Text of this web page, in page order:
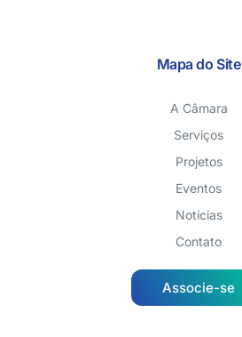
Mapa do Site
A Câmara
Serviços
Projetos
Eventos
Notícias
Contato
Associe-se